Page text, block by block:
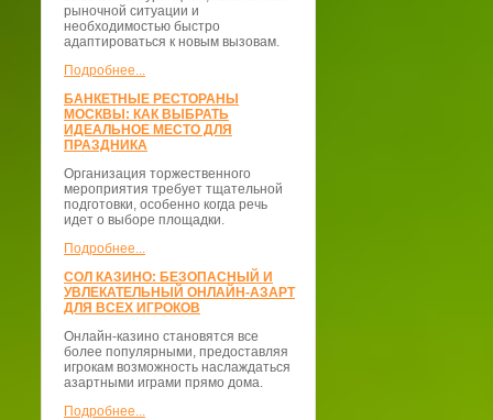
рыночной ситуации и
необходимостью быстро
адаптироваться к новым вызовам.
Подробнее...
БАНКЕТНЫЕ РЕСТОРАНЫ
МОСКВЫ: КАК ВЫБРАТЬ
ИДЕАЛЬНОЕ МЕСТО ДЛЯ
ПРАЗДНИКА
Организация торжественного
мероприятия требует тщательной
подготовки, особенно когда речь
идет о выборе площадки.
Подробнее...
СОЛ КАЗИНО: БЕЗОПАСНЫЙ И
УВЛЕКАТЕЛЬНЫЙ ОНЛАЙН-АЗАРТ
ДЛЯ ВСЕХ ИГРОКОВ
Онлайн-казино становятся все
более популярными, предоставляя
игрокам возможность наслаждаться
азартными играми прямо дома.
Подробнее...